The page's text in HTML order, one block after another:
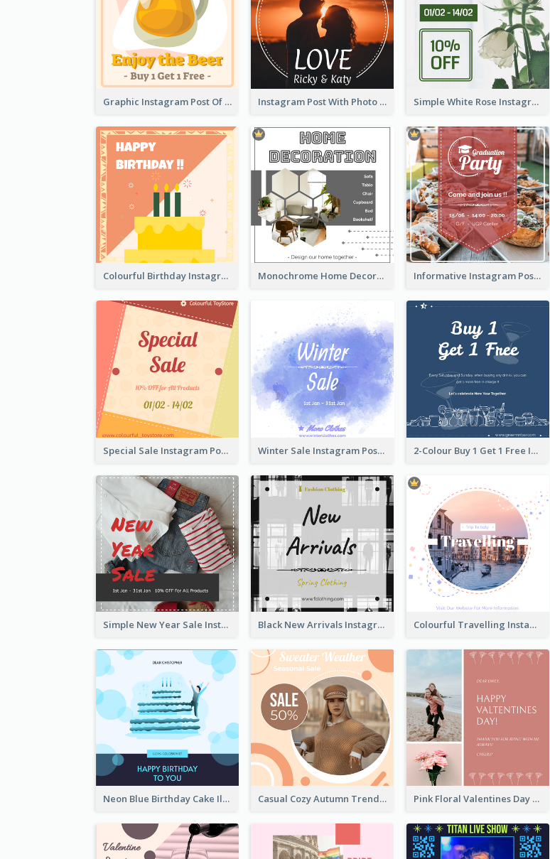
Graphic Instagram Post Of Buy 1 Get 1 Free Instagram Post With Photo Of Couple Simple White Rose Instagram Of Valentine's Day
Colourful Birthday Instagram Post With Photo Monochrome Home Decoration Sample Instagram Post Informative Instagram Post Of Graduation Celebrating Party
Special Sale Instagram Post In Orange Colour Tone Winter Sale Instagram Post In Blue And White 2-Colour Buy 1 Get 1 Free Instagram Post
Simple New Year Sale Instagram Post of Clothes Black New Arrivals Instagram Post Of Clothing Colourful Travelling Instagram Post
Neon Blue Birthday Cake Illustration Instagram Post Casual Cozy Autumn Trend Instagram Design Ideas Pink Floral Valentines Day Photo Instagram Post